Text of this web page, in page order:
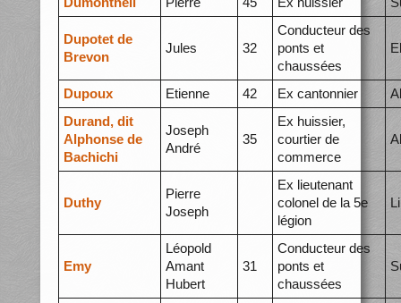
Dupotet de
Brevon
Jules 32
Conducteur des
ponts et
chaussées
Dupoux Etienne 42 Ex cantonnier
Durand, dit
Alphonse de
Bachichi
Joseph
André
35
Ex huissier,
courtier de
commerce
Duthy
Pierre
Joseph
Ex lieutenant
colonel de la 5e
légion
Emy
Léopold
Amant
Hubert
31
Conducteur des
ponts et
chaussées